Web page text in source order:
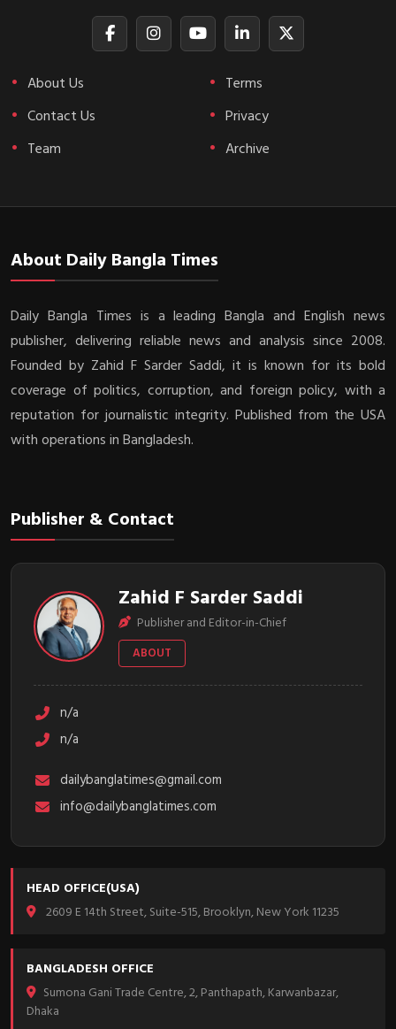
About Us
Contact Us
Team
Terms
Privacy
Archive
About Daily Bangla Times
Daily Bangla Times is a leading Bangla and English news
publisher, delivering reliable news and analysis since 2008.
Founded by Zahid F Sarder Saddi, it is known for its bold
coverage of politics, corruption, and foreign policy, with a
reputation for journalistic integrity. Published from the USA
with operations in Bangladesh.
Publisher & Contact
Zahid F Sarder Saddi
Publisher and Editor-in-Chief
ABOUT
n/a
n/a
dailybanglatimes@gmail.com
info@dailybanglatimes.com
HEAD OFFICE(USA)
2609 E 14th Street, Suite-515, Brooklyn, New York 11235
BANGLADESH OFFICE
Sumona Gani Trade Centre, 2, Panthapath, Karwanbazar,
Dhaka